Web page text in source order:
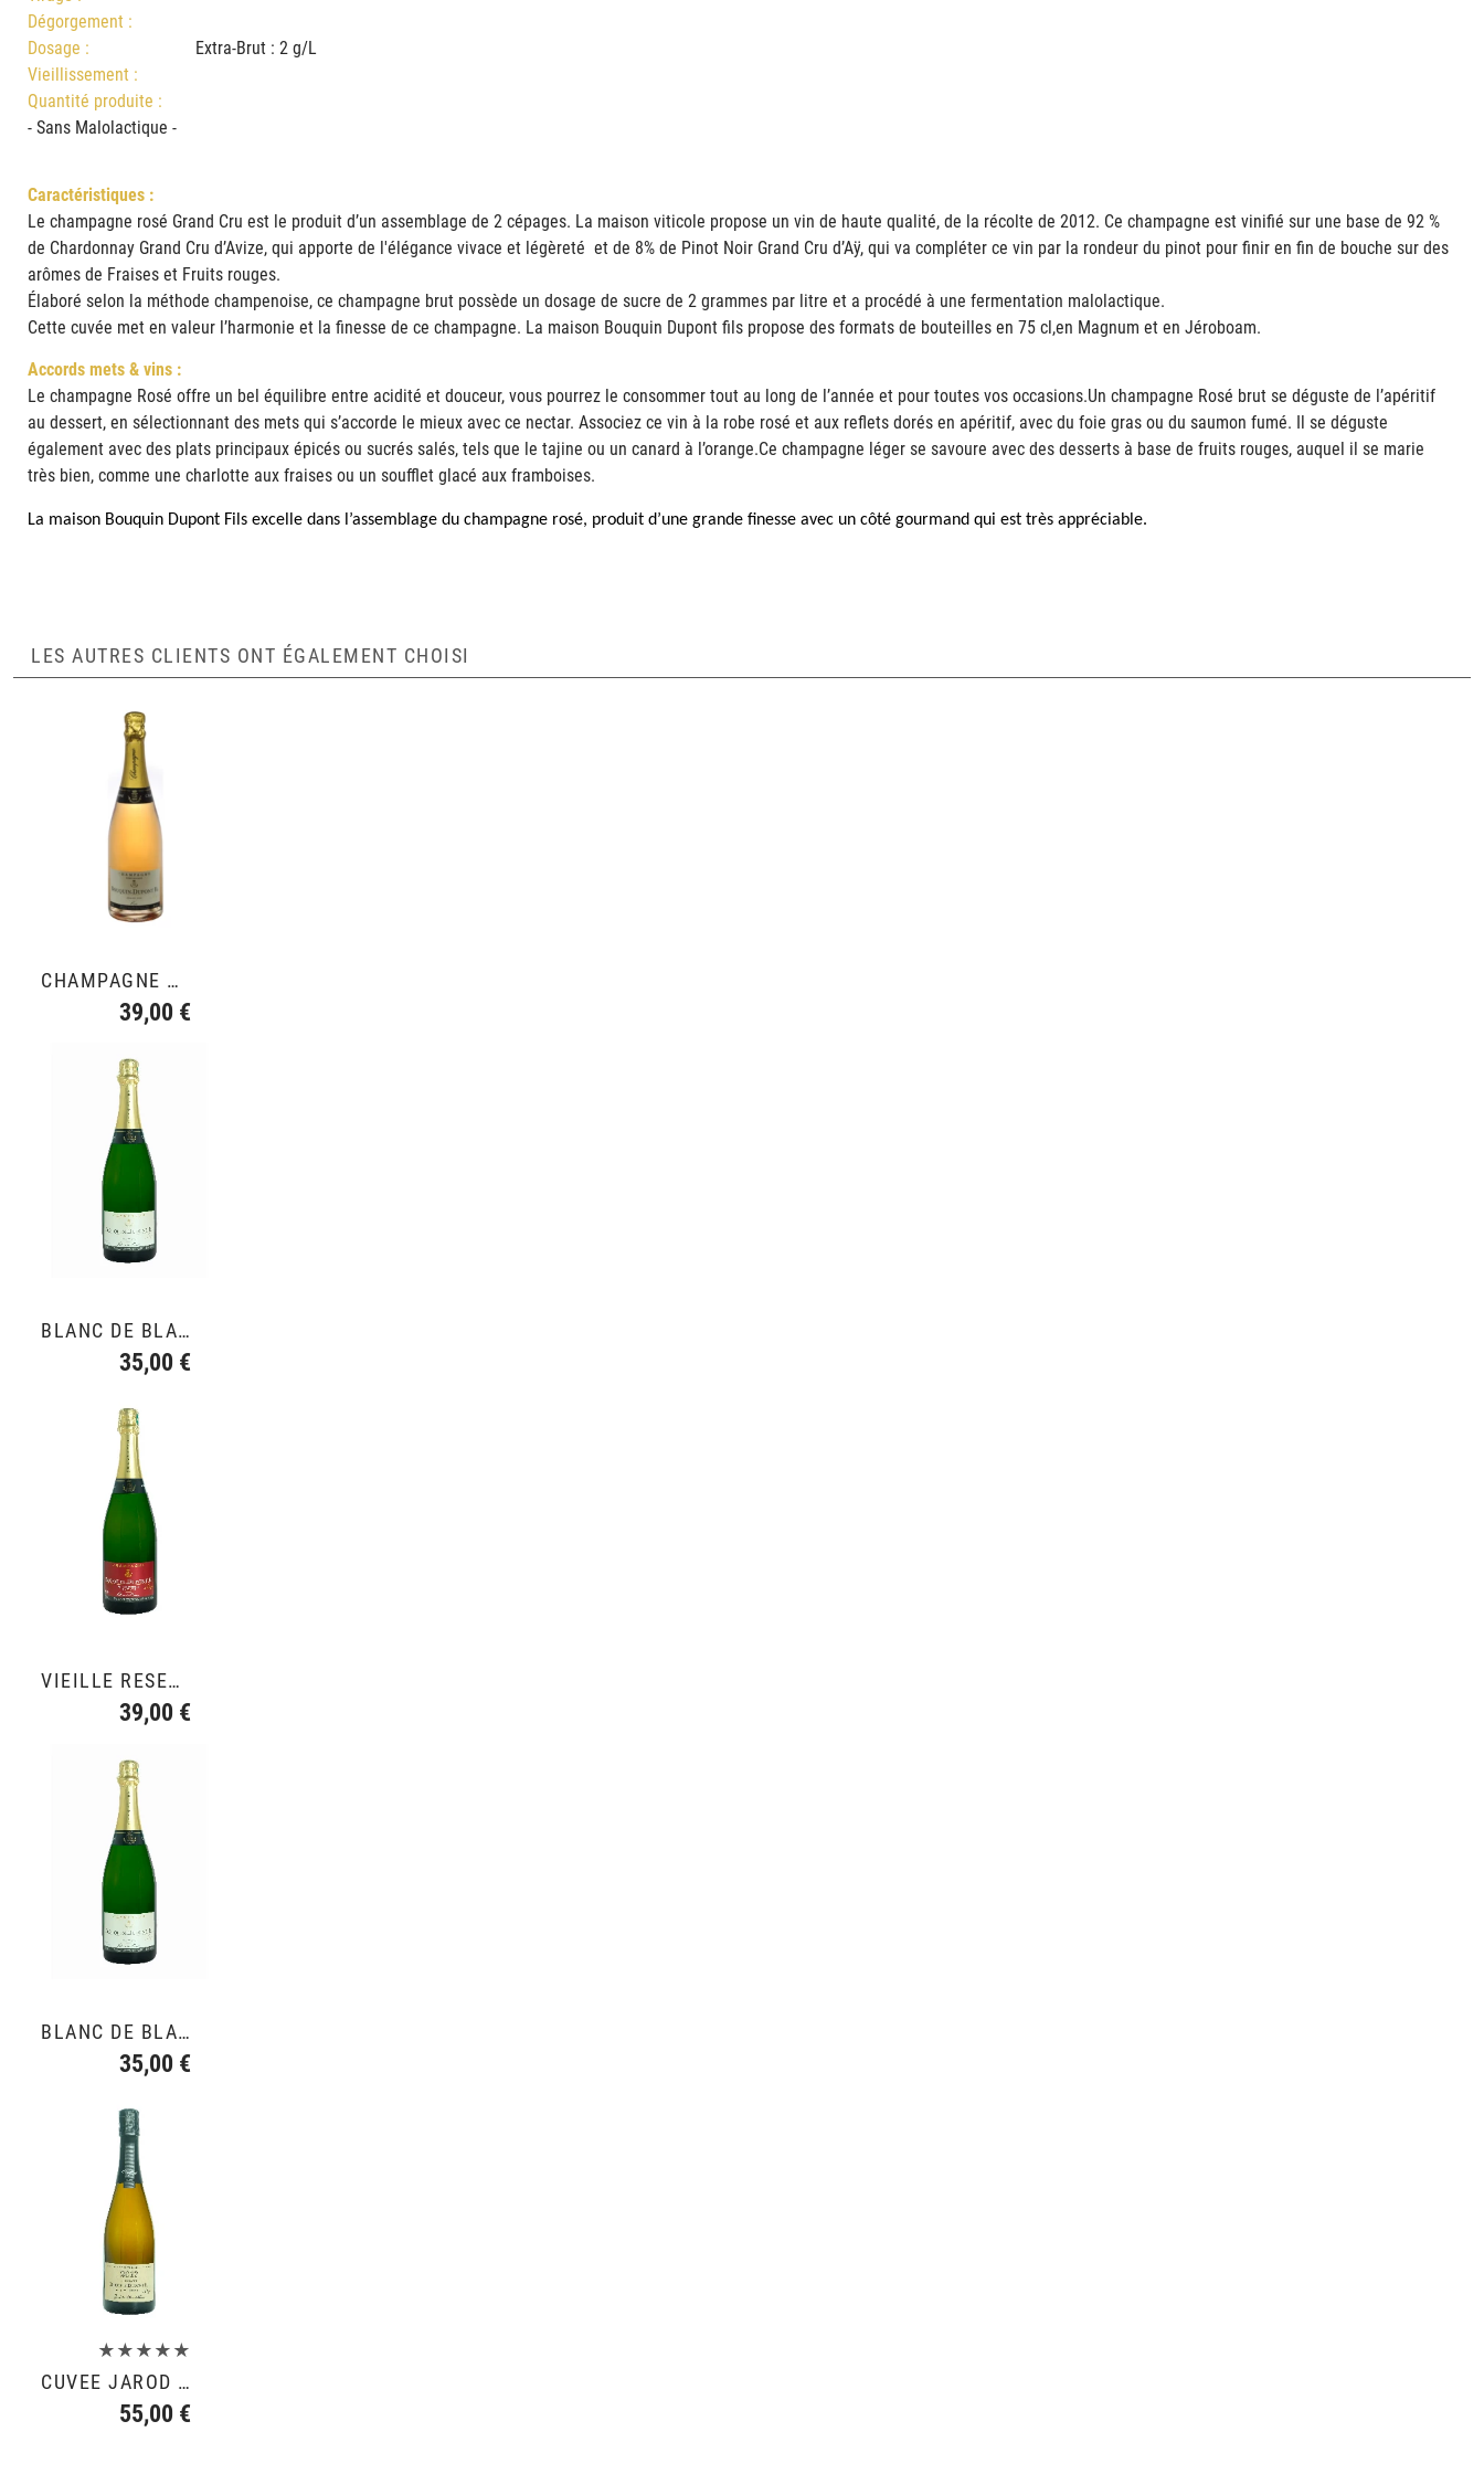
Dégorgement :
Dosage :
Extra-Brut : 2 g/L
Vieillissement :
Quantité produite :
- Sans Malolactique -
Caractéristiques :
Le champagne rosé Grand Cru est le produit d’un assemblage de 2 cépages. La maison viticole propose un vin de haute qualité, de la récolte de 2012. Ce champagne est vinifié sur une base de 92 %
de Chardonnay Grand Cru d’Avize, qui apporte de l'élégance vivace et légèreté et de 8% de Pinot Noir Grand Cru d’Aÿ, qui va compléter ce vin par la rondeur du pinot pour finir en fin de bouche sur des
arômes de Fraises et Fruits rouges.
Élaboré selon la méthode champenoise, ce champagne brut possède un dosage de sucre de 2 grammes par litre et a procédé à une fermentation malolactique.
Cette cuvée met en valeur l’harmonie et la finesse de ce champagne. La maison Bouquin Dupont fils propose des formats de bouteilles en 75 cl,en Magnum et en Jéroboam.
Accords mets & vins :
Le champagne Rosé offre un bel équilibre entre acidité et douceur, vous pourrez le consommer tout au long de l’année et pour toutes vos occasions.Un champagne Rosé brut se déguste de l’apéritif
au dessert, en sélectionnant des mets qui s’accorde le mieux avec ce nectar. Associez ce vin à la robe rosé et aux reflets dorés en apéritif, avec du foie gras ou du saumon fumé. Il se déguste
également avec des plats principaux épicés ou sucrés salés, tels que le tajine ou un canard à l’orange.Ce champagne léger se savoure avec des desserts à base de fruits rouges, auquel il se marie
très bien, comme une charlotte aux fraises ou un soufflet glacé aux framboises.
La maison Bouquin Dupont Fils excelle dans l’assemblage du champagne rosé, produit d’une grande finesse avec un côté gourmand qui est très appréciable.
LES AUTRES CLIENTS ONT ÉGALEMENT CHOISI
CHAMPAGNE ROSÉ
39,00 €
BLANC DE BLANCS GRAND CRU
35,00 €
VIEILLE RESERVE
39,00 €
BLANC DE BLANCS GRAND CRU
35,00 €
★★★★★
CUVÉE JAROD 2019 - VINIFICATION BOIS TONNEAUX 228 L
55,00 €